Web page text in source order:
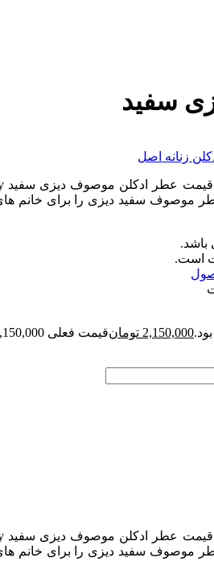
سفید
زنانه اصل
موصوف سفید دیزی را برای خانم
باشد.
است.
2,150,000 تومانقیمت فعلی 2,150,000 تومان است.
موصوف سفید دیزی را برای خانم